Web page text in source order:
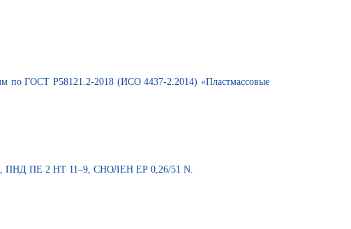
по ГОСТ Р58121.2-2018 (ИСО 4437-2.2014) «Пластмассовые
С, ПНД ПЕ 2 НТ 11–9, СНОЛЕН ЕР 0,26/51 N.